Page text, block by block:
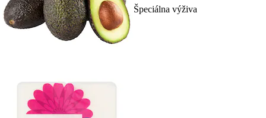
Špeciálna výživa